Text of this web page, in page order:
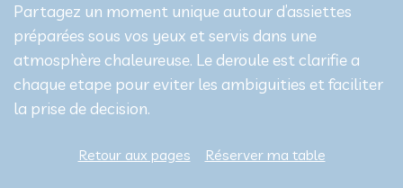
Partagez un moment unique autour d’assiettes
préparées sous vos yeux et servis dans une
atmosphère chaleureuse. Le deroule est clarifie a
chaque etape pour eviter les ambiguities et faciliter
la prise de decision.
Retour aux pages Réserver ma table